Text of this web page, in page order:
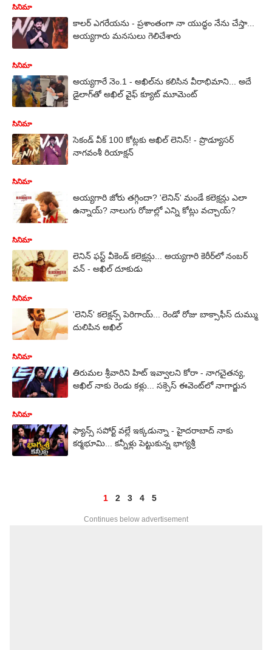
సినిమా
కాలర్ ఎగరేయను - ప్రశాంతంగా నా యుద్ధం నేను చేస్తా...
అయ్యగారు మనసులు గెలిచేశారు
సినిమా
అయ్యగారే నెం.1 - అఖిల్‌ను కలిసిన వీరాభిమాని... అదే
డైలాగ్‌తో అఖిల్ వైఫ్ క్యూట్ మూమెంట్
సినిమా
సెకండ్ వీక్ 100 కోట్లకు అఖిల్ లెనిన్! - ప్రొడ్యూసర్
నాగవంశీ రియాక్షన్
సినిమా
అయ్యగారి జోరు తగ్గిందా? 'లెనిన్' మండే కలెక్షన్లు ఎలా
ఉన్నాయ్? నాలుగు రోజుల్లో ఎన్ని కోట్లు వచ్చాయ్?
సినిమా
లెనిన్ ఫస్ట్ వీకెండ్ కలెక్షన్లు... అయ్యగారి కెరీర్‌లో నంబర్
వన్ - అఖిల్ దూకుడు
సినిమా
'లెనిన్' కలెక్షన్స్ పెరిగాయ్... రెండో రోజు బాక్సాఫీస్ దుమ్ము
దులిపిన అఖిల్
సినిమా
తిరుమల శ్రీవారిని హిట్ ఇవ్వాలని కోరా - నాగచైతన్య,
అఖిల్ నాకు రెండు కళ్లు... సక్సెస్ ఈవెంట్‌లో నాగార్జున
సినిమా
ఫ్యాన్స్ సపోర్ట్ వల్లే ఇక్కడున్నా - హైదరాబాద్ నాకు
కర్మభూమి... కన్నీళ్లు పెట్టుకున్న భాగ్యశ్రీ
1 2 3 4 5
Continues below advertisement